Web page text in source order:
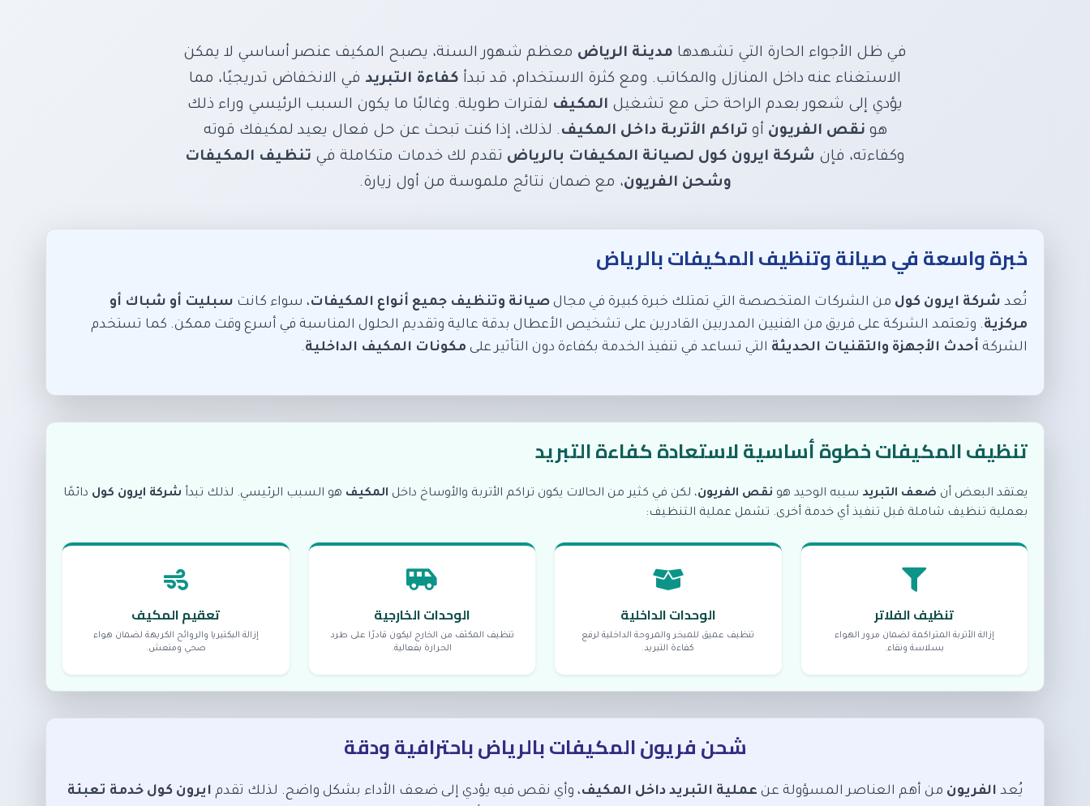
لضعف التبريد
استعد كفاءة مكيفك واستمتع بهواء نقي وتبريد مثالي مع خبراء صيانة المكيفات في الرياض
في ظل الأجواء الحارة التي تشهدها مدينة الرياض معظم شهور السنة، يصبح المكيف عنصر أساسي لا يمكن
الاستغناء عنه داخل المنازل والمكاتب. ومع كثرة الاستخدام، قد تبدأ كفاءة التبريد في الانخفاض تدريجيًا، مما
يؤدي إلى شعور بعدم الراحة حتى مع تشغيل المكيف لفترات طويلة. وغالبًا ما يكون السبب الرئيسي وراء ذلك
هو نقص الفريون أو تراكم الأتربة داخل المكيف . لذلك، إذا كنت تبحث عن حل فعال يعيد لمكيفك قوته
وكفاءته، فإن شركة ايرون كول لصيانة المكيفات بالرياض تقدم لك خدمات متكاملة في تنظيف المكيفات
وشحن الفريون، مع ضمان نتائج ملموسة من أول زيارة.
خبرة واسعة في صيانة وتنظيف المكيفات بالرياض
تُعد شركة ايرون كول من الشركات المتخصصة التي تمتلك خبرة كبيرة في مجال صيانة وتنظيف جميع أنواع المكيفات، سواء كانت سبليت أو شباك أو
مركزية. وتعتمد الشركة على فريق من الفنيين المدربين القادرين على تشخيص الأعطال بدقة عالية وتقديم الحلول المناسبة في أسرع وقت ممكن. كما تستخدم
الشركة أحدث الأجهزة والتقنيات الحديثة التي تساعد في تنفيذ الخدمة بكفاءة دون التأثير على مكونات المكيف الداخلية.
تنظيف المكيفات خطوة أساسية لاستعادة كفاءة التبريد
يعتقد البعض أن ضعف التبريد سببه الوحيد هو نقص الفريون، لكن في كثير من الحالات يكون تراكم الأتربة والأوساخ داخل المكيف هو السبب الرئيسي. لذلك تبدأ شركة ايرون كول دائمًا
بعملية تنظيف شاملة قبل تنفيذ أي خدمة أخرى. تشمل عملية التنظيف:
تنظيف الفلاتر
إزالة الأتربة المتراكمة لضمان مرور الهواء
بسلاسة ونقاء.
الوحدات الداخلية
تنظيف عميق للمبخر والمروحة الداخلية لرفع
كفاءة التبريد.
الوحدات الخارجية
تنظيف المكثف من الخارج ليكون قادرًا على طرد
الحرارة بفعالية.
تعقيم المكيف
إزالة البكتيريا والروائح الكريهة لضمان هواء
صحي ومنعش.
شحن فريون المكيفات بالرياض باحترافية ودقة
يُعد الفريون من أهم العناصر المسؤولة عن عملية التبريد داخل المكيف، وأي نقص فيه يؤدي إلى ضعف الأداء بشكل واضح. لذلك تقدم ايرون كول خدمة تعبئة